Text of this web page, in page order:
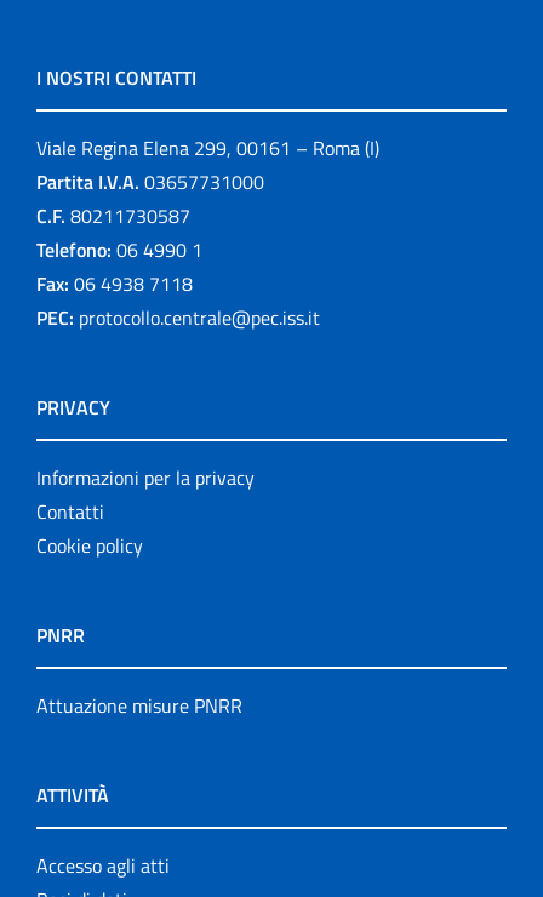
I NOSTRI CONTATTI
Viale Regina Elena 299, 00161 – Roma (I)
Partita I.V.A. 03657731000
C.F. 80211730587
Telefono: 06 4990 1
Fax: 06 4938 7118
PEC: protocollo.centrale@pec.iss.it
PRIVACY
Informazioni per la privacy
Contatti
Cookie policy
PNRR
Attuazione misure PNRR
ATTIVITÀ
Accesso agli atti